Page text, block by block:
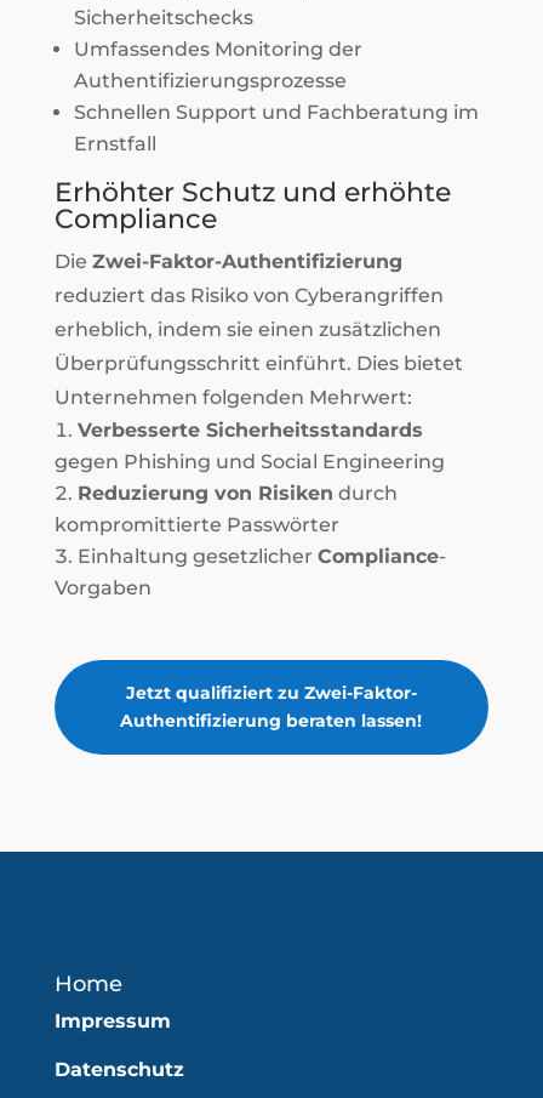
Sicherheitschecks
Umfassendes Monitoring der
Authentifizierungsprozesse
Schnellen Support und Fachberatung im
Ernstfall
Erhöhter Schutz und erhöhte
Compliance
Die Zwei-Faktor-Authentifizierung
reduziert das Risiko von Cyberangriffen
erheblich, indem sie einen zusätzlichen
Überprüfungsschritt einführt. Dies bietet
Unternehmen folgenden Mehrwert:
Verbesserte Sicherheitsstandards
gegen Phishing und Social Engineering
Reduzierung von Risiken durch
kompromittierte Passwörter
Einhaltung gesetzlicher Compliance-
Vorgaben
Jetzt qualifiziert zu Zwei-Faktor-
Authentifizierung beraten lassen!
Home
Impressum
Datenschutz